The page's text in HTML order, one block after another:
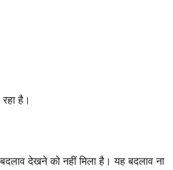
है।
देखने को नहीं मिला है। यह बदलाव ना